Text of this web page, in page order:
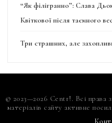
“Як філігранно”: Слава
Квіткової після таємного
Три страшних, але
© 2023—2026 Centr!. Всі права
матеріалів сайту активне